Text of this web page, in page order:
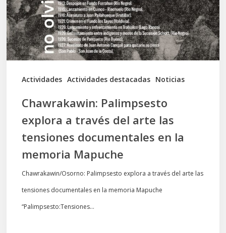
Actividades Actividades destacadas Noticias
del
arte
las
tensiones
documentales
memoria
Mapuche
Chawrakawin: Palimpsesto
explora a través del arte las
tensiones documentales en la
memoria Mapuche
Chawrakawin/Osorno: Palimpsesto explora a través del arte las
tensiones documentales en la memoria Mapuche
“Palimpsesto:Tensiones…